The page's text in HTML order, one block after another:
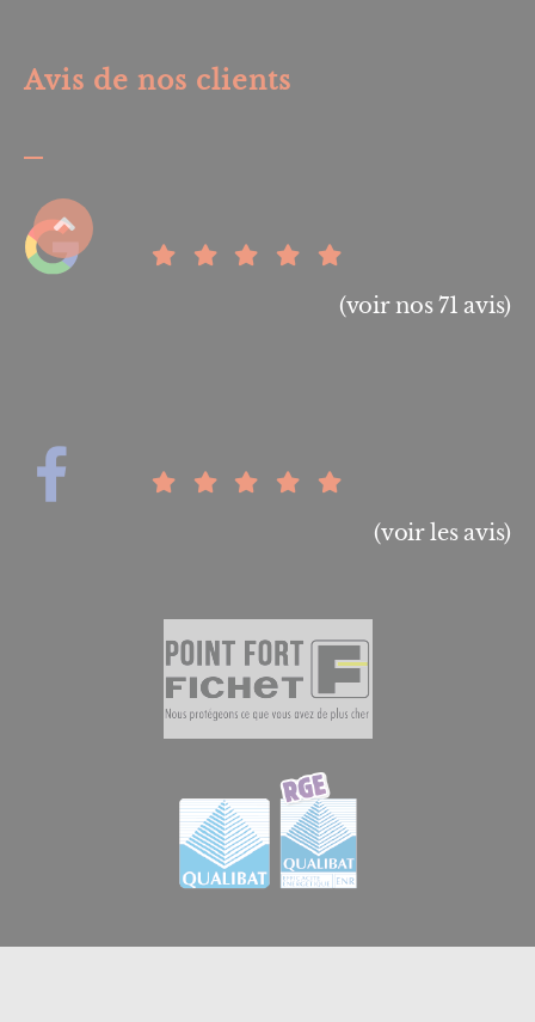
Avis de nos clients
(voir nos 71 avis)
(voir les avis)